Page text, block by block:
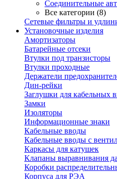
Соединительные
Все категории (8)
Сетевые фильтры и
Установочные изделия
Амортизаторы
Батарейные отсеки
Втулки под транзисторы
Втулки проходные
Держатели
Дин-рейки
Заглушки для кабельных
Замки
Изоляторы
Информационные знаки
Кабельные вводы
Кабельные вводы с
Каркасы для катушек
Клапаны выравнивания
Коробки
Корпуса для РЭА